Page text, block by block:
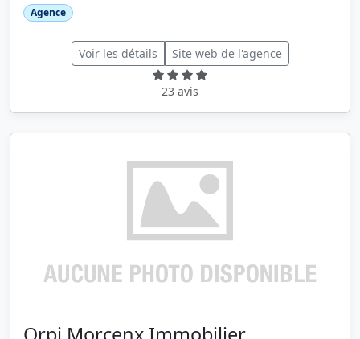
Agence
Voir les détails Site web de l'agence
23 avis